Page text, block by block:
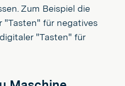
Zum Beispiel die
"Tasten" für negatives
"Tasten" für